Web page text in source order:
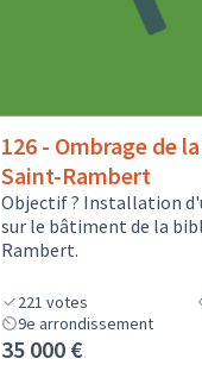
126 - Ombrage de
Saint-Rambert
Objectif ? Installation
sur le bâtiment de la
Rambert.
221 votes
9e arrondissement
35 000 €